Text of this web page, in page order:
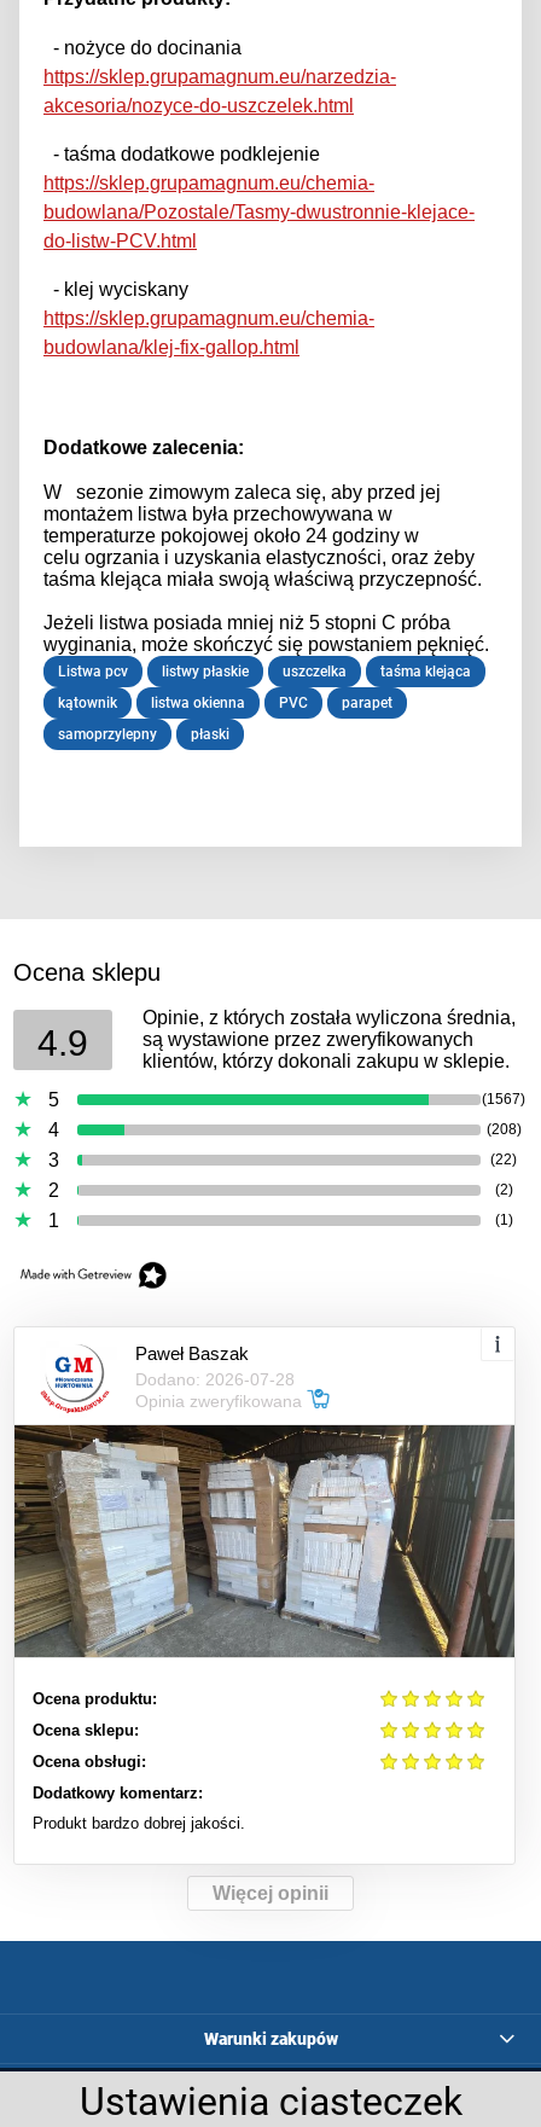
Ustawienia ciasteczek
- nożyce do docinania
https://sklep.grupamagnum.eu/narzedzia-
akcesoria/nozyce-do-uszczelek.html
- taśma dodatkowe podklejenie
https://sklep.grupamagnum.eu/chemia-
budowlana/Pozostale/Tasmy-dwustronnie-klejace-
do-listw-PCV.html
- klej wyciskany
https://sklep.grupamagnum.eu/chemia-
budowlana/klej-fix-gallop.html
Dodatkowe zalecenia:
W
sezonie zimowym zaleca się, aby przed jej
montażem listwa była przechowywana w
temperaturze pokojowej około 24 godziny w
celu ogrzania i uzyskania elastyczności, oraz żeby
taśma klejąca miała swoją właściwą przyczepność.
Jeżeli listwa posiada mniej niż 5 stopni C próba
wyginania, może skończyć się powstaniem pęknięć.
Listwa pcv listwy płaskie uszczelka
taśma klejąca
kątownik
listwa okienna PVC
parapet
samoprzylepny
płaski
Ocena sklepu
4.9
Opinie, z których została wyliczona średnia,
są wystawione przez zweryfikowanych
klientów, którzy dokonali zakupu w sklepie.
5
(1567)
4 (208)
3 (22)
2 (2)
1 (1)
Paweł Baszak
Dodano: 2026-07-28
Opinia zweryfikowana
Ocena produktu:
Ocena sklepu:
Ocena obsługi:
Dodatkowy komentarz:
Produkt bardzo dobrej jakości.
Więcej opinii
Warunki zakupów
Programy lojalnościowe